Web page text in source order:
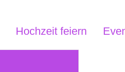
Hochzeit feiern